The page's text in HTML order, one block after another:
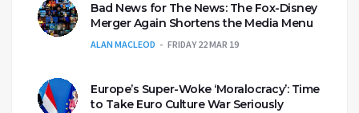
Bad News for The News: The Fox-Disney
Merger Again Shortens the Media Menu
ALAN MACLEOD FRIDAY 22 MAR 19
Europe’s Super-Woke ‘Moralocracy’: Time
to Take Euro Culture War Seriously